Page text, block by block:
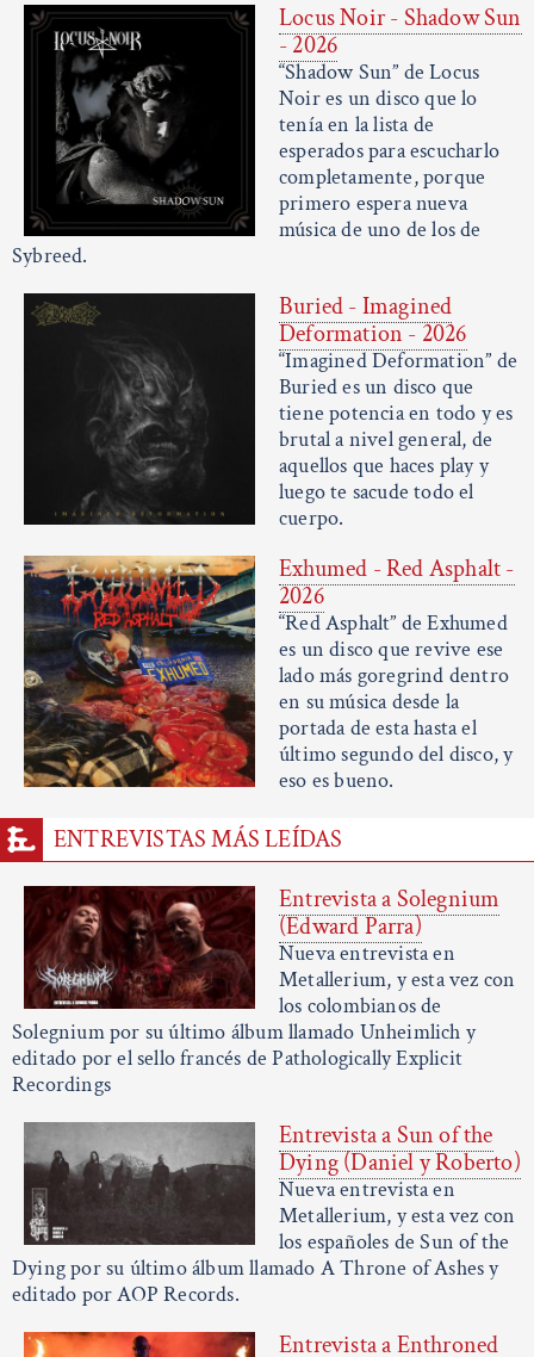
Locus Noir - Shadow Sun
- 2026
“Shadow Sun” de Locus
Noir es un disco que lo
tenía en la lista de
esperados para escucharlo
completamente, porque
primero espera nueva
música de uno de los de
Sybreed.
Buried - Imagined
Deformation - 2026
“Imagined Deformation” de
Buried es un disco que
tiene potencia en todo y es
brutal a nivel general, de
aquellos que haces play y
luego te sacude todo el
cuerpo.
Exhumed - Red Asphalt -
2026
“Red Asphalt” de Exhumed
es un disco que revive ese
lado más goregrind dentro
en su música desde la
portada de esta hasta el
último segundo del disco, y
eso es bueno.
ENTREVISTAS MÁS LEÍDAS
Entrevista a Solegnium
(Edward Parra)
Nueva entrevista en
Metallerium, y esta vez con
los colombianos de
Solegnium por su último álbum llamado Unheimlich y
editado por el sello francés de Pathologically Explicit
Recordings
Entrevista a Sun of the
Dying (Daniel y Roberto)
Nueva entrevista en
Metallerium, y esta vez con
los españoles de Sun of the
Dying por su último álbum llamado A Throne of Ashes y
editado por AOP Records.
Entrevista a Enthroned